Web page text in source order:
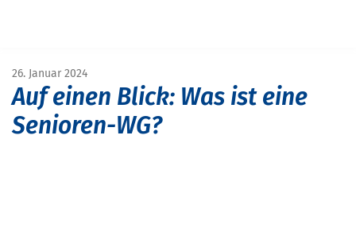
26. Januar 2024
Auf einen Blick: Was ist eine
Senioren-WG?